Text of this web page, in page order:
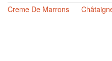
Creme De Marrons